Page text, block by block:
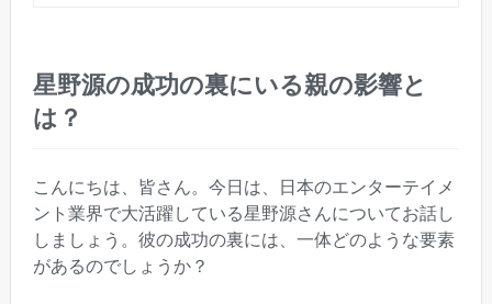
星野源の成功の裏にいる親の影響と
は？
こんにちは、皆さん。今日は、日本のエンターテイメ
ント業界で大活躍している星野源さんについてお話し
しましょう。彼の成功の裏には、一体どのような要素
があるのでしょうか？